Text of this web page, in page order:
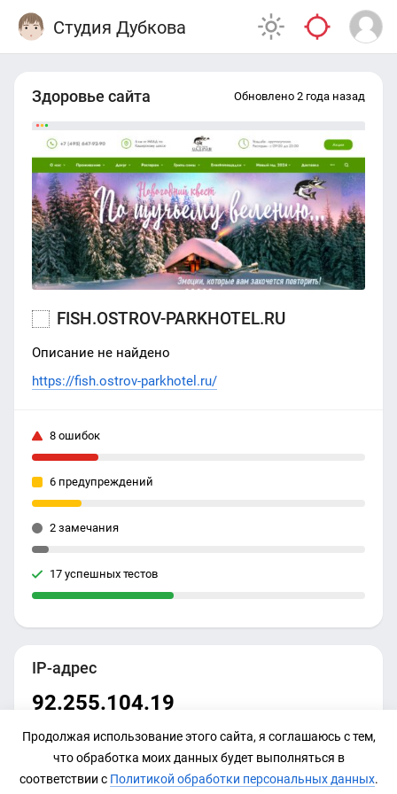
Студия Дубкова
IP-адрес
92.255.104.19
Здоровье сайта Обновлено 2 года назад
FISH.OSTROV-PARKHOTEL.RU
Описание не найдено
https://fish.ostrov-parkhotel.ru/
8 ошибок
6 предупреждений
2 замечания
17 успешных тестов
Продолжая использование этого сайта, я соглашаюсь с тем,
что обработка моих данных будет выполняться в
соответствии с Политикой обработки персональных данных.